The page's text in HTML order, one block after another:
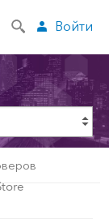
Войти